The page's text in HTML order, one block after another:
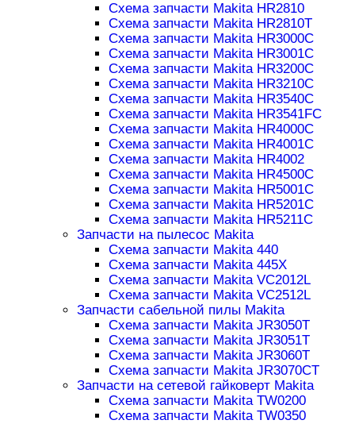
Схема запчасти Makita HR2810
Схема запчасти Makita HR2810T
Схема запчасти Makita HR3000C
Схема запчасти Makita HR3001C
Схема запчасти Makita HR3200C
Схема запчасти Makita HR3210C
Схема запчасти Makita HR3540C
Схема запчасти Makita HR3541FC
Схема запчасти Makita HR4000C
Схема запчасти Makita HR4001C
Схема запчасти Makita HR4002
Схема запчасти Makita HR4500C
Схема запчасти Makita HR5001C
Схема запчасти Makita HR5201C
Схема запчасти Makita HR5211C
Запчасти на пылесос Makita
Схема запчасти Makita 440
Схема запчасти Makita 445X
Схема запчасти Makita VC2012L
Схема запчасти Makita VC2512L
Запчасти сабельной пилы Makita
Схема запчасти Makita JR3050T
Схема запчасти Makita JR3051T
Схема запчасти Makita JR3060T
Схема запчасти Makita JR3070CT
Запчасти на сетевой гайковерт Makita
Схема запчасти Makita TW0200
Схема запчасти Makita TW0350